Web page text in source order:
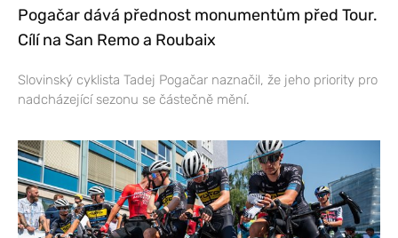
Pogačar dává přednost monumentům před Tour.
Cílí na San Remo a Roubaix
Slovinský cyklista Tadej Pogačar naznačil, že jeho priority pro
nadcházející sezonu se částečně mění.